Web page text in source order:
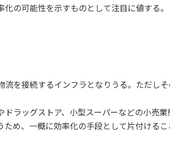
の可能性を示すものとして注目に値する。
を接続するインフラとなりうる。ただし
ラッグストア、小型スーパーなどの小売
め、一概に効率化の手段として片付ける